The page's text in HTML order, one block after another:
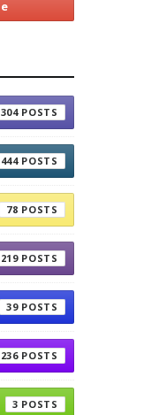
304
444
78
219
39
236
3